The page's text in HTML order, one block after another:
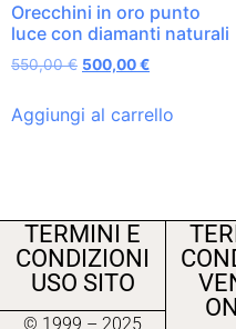
Orecchini in oro punto
luce con diamanti naturali
550,00€ 500,00€
Aggiungi al carrello
TERMINI E
CONDIZIONI
USO SITO
© 1999 – 2025